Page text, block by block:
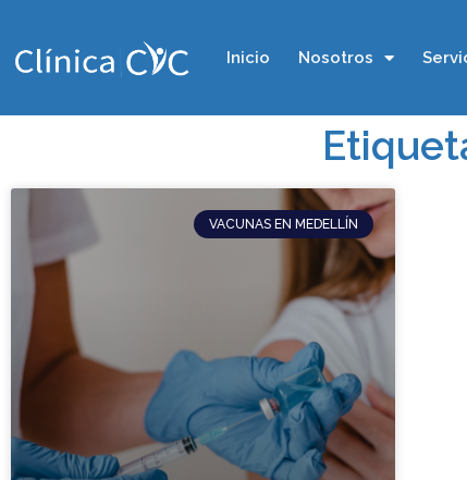
Inicio Nosotros
VACUNAS EN MEDELLÍN